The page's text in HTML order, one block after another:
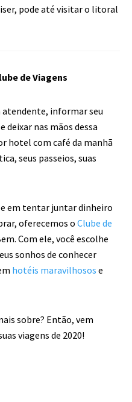
pode até visitar o litoral
de Viagens
atendente, informar seu
deixar nas mãos dessa
hotel com café da manhã
seus passeios, suas
em tentar juntar dinheiro
oferecemos oClube de
Com ele, você escolhe
sonhos de conhecer
hotéis maravilhosos e
sobre? Então, vem
viagens de 2020!